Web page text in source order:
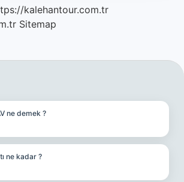
kalehantour.com.tr
Sitemap
ne demek ?
ne kadar ?